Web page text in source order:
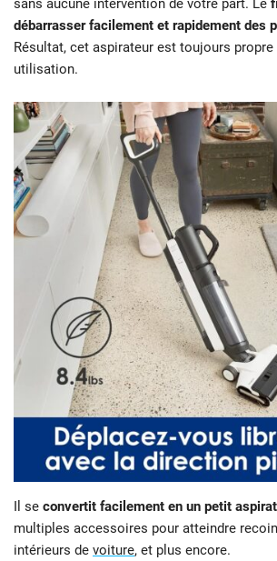
sans aucune intervention de votre part. Le
débarrasser facilement et rapidement des
Résultat, cet aspirateur est toujours
utilisation.
Il se convertit facilement en un petit
multiples accessoires pour atteindre
intérieurs de voiture, et plus encore.